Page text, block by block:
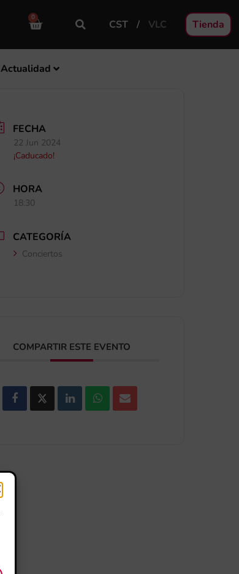
0
CST VLC Tienda
Actualidad
FECHA
22 Jun 2024
¡Caducado!
HORA
18:30
CATEGORÍA
Conciertos
COMPARTIR ESTE EVENTO